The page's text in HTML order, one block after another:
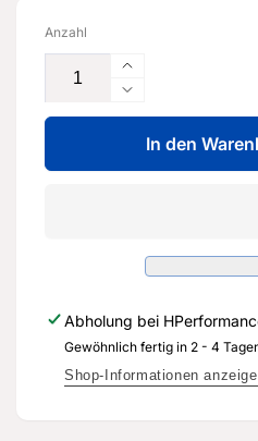
Anzahl
Erhöhe
die
Menge
für
436
Original
Ersatzteil
für
Verringere
die
Menge
für
505
436
-
Original
Ersatzteil
In den
Abholung bei
Gewöhnlich fertig in 2 - 4
Shop-Informationen